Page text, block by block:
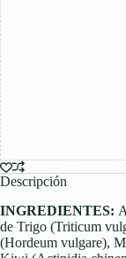
Descripción
INGREDIENTES:
de Trigo (Triticum
(Hordeum vulgare),